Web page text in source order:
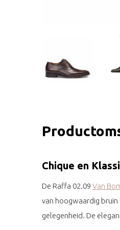
Chique en
De Raffa 02.09 Van
van hoogwaardig
gelegenheid. De